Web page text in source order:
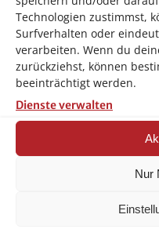
Technologien zustimmst,
Surfverhalten oder
verarbeiten. Wenn du
zurückziehst, können
beeinträchtigt werden.
Dienste verwalten
Nur
Ähnliche